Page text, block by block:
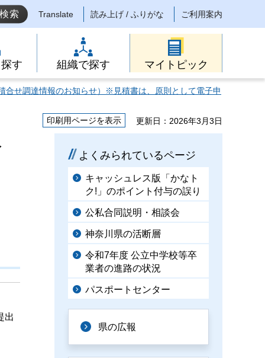
Translate 読み上げ / ふりがな ご利用案内
す 組織で探す マイトピック
合せ調達情報のお知らせ）※見積書は、原則として電子申
印刷用ページを表示 更新日：2026年3月3日
出
よくみられているページ
キャッシュレス版「かなト
ク!」のポイント付与の誤り
公私合同説明・相談会
神奈川県の活断層
令和7年度 公立中学校等卒
業者の進路の状況
パスポートセンター
県の広報